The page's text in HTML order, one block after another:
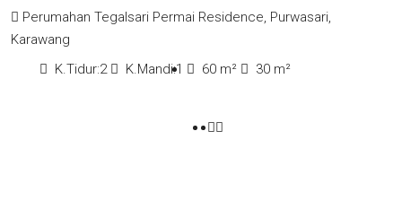
Perumahan Tegalsari Permai Residence, Purwasari,
Karawang
K.Tidur:2 K.Mandi:1 60 m² 30 m²